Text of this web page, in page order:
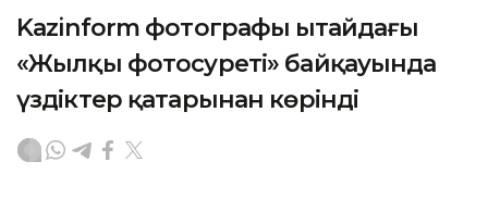
Kazinform фотографы Қытайдағы
«Жылқы фотосуреті» байқауында
үздіктер қатарынан көрінді